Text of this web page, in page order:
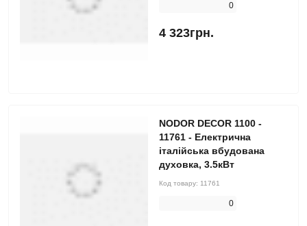
0
4 323грн.
NODOR DECOR 1100 -
11761 - Електрична
італійська вбудована
духовка, 3.5кВт
Код товару: 11761
0